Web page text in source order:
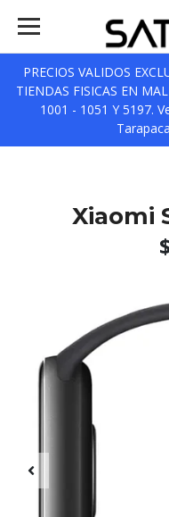
PRECIOS VALIDOS
TIENDAS FISICAS EN
1001 - 1051 Y 5197.
Xiaomi